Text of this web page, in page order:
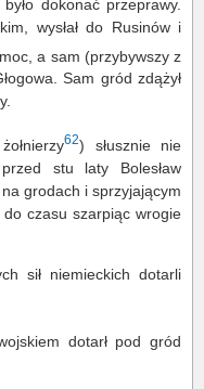
dokonać przeprawy.
wysłał do Rusinów i
a sam (przybywszy z
Sam gród zdążył
62) słusznie nie
stu laty Bolesław
grodach i sprzyjającym
czasu szarpiąc wrogie
sił niemieckich dotarli
dotarł pod gród